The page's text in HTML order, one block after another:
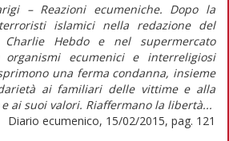
– Reazioni ecumeniche. Dopo la
islamici nella redazione del
Charlie Hebdo e nel supermercato
ecumenici e interreligiosi
una ferma condanna, insieme
ai familiari delle vittime e alla
ai suoi valori. Riaffermano la libertà...
Diario ecumenico, 15/02/2015, pag. 121